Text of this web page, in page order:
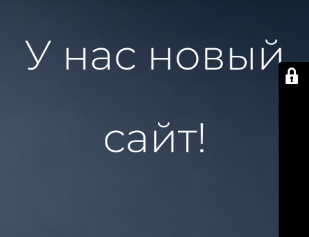
У нас новый
сайт!